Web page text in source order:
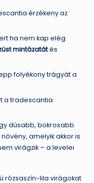
érzékeny az
ha nem kap elég
mintázatátés
folyékony trágyát a
a tradescantia
dúsabb, bokrosabb
amelyik akkor is
virágzik – a levelei
rózsaszín-lila virágokat